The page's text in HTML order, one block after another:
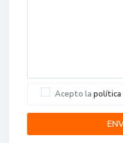
Acepto la política